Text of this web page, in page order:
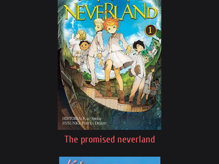
The promised neverland